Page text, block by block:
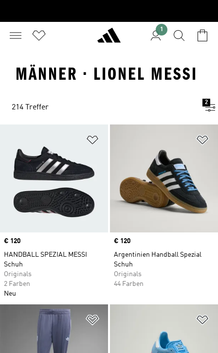
1
MÄNNER · LIONEL MESSI
214 Treffer
2
Zur Wunschliste hinzufügen
Price
€ 120
HANDBALL SPEZIAL MESSI
Schuh
Originals
2 Farben
Neu
Price
€ 120
Argentinien Handball Spezial
Schuh
Originals
44 Farben
Zur Wunschliste hinzufügen